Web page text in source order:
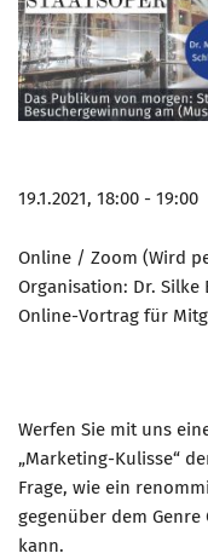
19.1.2021, 18:00 - 19:00
Online / Zoom (Wird
Organisation: Dr. Silke
Online-Vortrag für
Werfen Sie mit uns
„Marketing-Kulisse“
Frage, wie ein
gegenüber dem
kann.